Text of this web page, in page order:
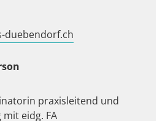
duebendorf.ch
praxisleitend und
eidg. FA